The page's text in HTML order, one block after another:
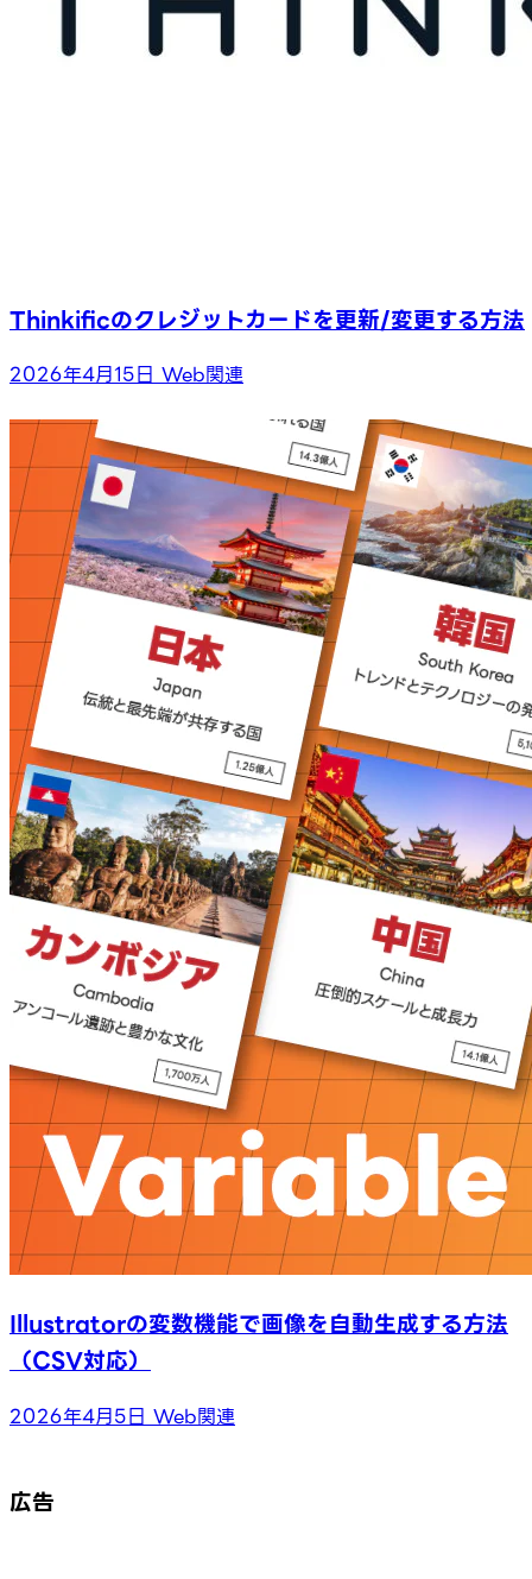
Thinkificのクレジットカードを更新/変更する方法
2026年4月15日 Web関連
Illustratorの変数機能で画像を自動生成する方法
（CSV対応）
2026年4月5日 Web関連
広告